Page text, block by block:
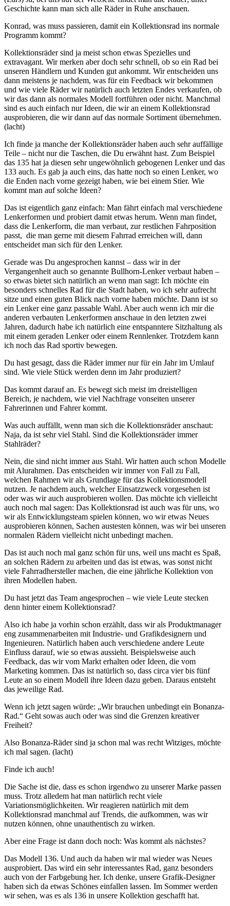
Geschichte kann man sich alle Räder in Ruhe anschauen.
Konrad, was muss passieren, damit ein Kollektionsrad ins normale
Programm kommt?
Kollektionsräder sind ja meist schon etwas Spezielles und
extravagant. Wir merken aber doch sehr schnell, ob so ein Rad bei
unseren Händlern und Kunden gut ankommt. Wir entscheiden uns
dann meistens je nachdem, was für ein Feedback wir bekommen
und wie viele Räder wir natürlich auch letzten Endes verkaufen, ob
wir das dann als normales Modell fortführen oder nicht. Manchmal
sind es auch einfach nur Ideen, die wir an einem Kollektionsrad
ausprobieren, die wir dann auf das normale Sortiment übernehmen.
(lacht)
Ich finde ja manche der Kollektionsräder haben auch sehr auffällige
Teile – nicht nur die Taschen, die Du erwähnt hast. Zum Beispiel
das 135 hat ja diesen sehr ungewöhnlich gebogenen Lenker und das
133 auch. Es gab ja auch eins, das hatte noch so einen Lenker, wo
die Enden nach vorne gezeigt haben, wie bei einem Stier. Wie
kommt man auf solche Ideen?
Das ist eigentlich ganz einfach: Man fährt einfach mal verschiedene
Lenkerformen und probiert damit etwas herum. Wenn man findet,
dass die Lenkerform, die man verbaut, zur restlichen Fahrposition
passt, die man gerne mit diesem Fahrrad erreichen will, dann
entscheidet man sich für den Lenker.
Gerade was Du angesprochen kannst – dass wir in der
Vergangenheit auch so genannte Bullhorn-Lenker verbaut haben –
so etwas bietet sich natürlich an wenn man sagt: Ich möchte ein
besonders schnelles Rad für die Stadt haben, wo ich sehr aufrecht
sitze und einen guten Blick nach vorne haben möchte. Dann ist so
ein Lenker eine ganz passable Wahl. Aber auch wenn ich mir die
anderen verbauten Lenkerformen anschaue in den letzten zwei
Jahren, dadurch habe ich natürlich eine entspanntere Sitzhaltung als
mit einem geraden Lenker oder einem Rennlenker. Trotzdem kann
ich noch das Rad sportiv bewegen.
Du hast gesagt, dass die Räder immer nur für ein Jahr im Umlauf
sind. Wie viele Stück werden denn im Jahr produziert?
Das kommt darauf an. Es bewegt sich meist im dreistelligen
Bereich, je nachdem, wie viel Nachfrage vonseiten unserer
Fahrerinnen und Fahrer kommt.
Was auch auffällt, wenn man sich die Kollektionsräder anschaut:
Naja, da ist sehr viel Stahl. Sind die Kollektionsräder immer
Stahlräder?
Nein, die sind nicht immer aus Stahl. Wir hatten auch schon Modelle
mit Alurahmen. Das entscheiden wir immer von Fall zu Fall,
welchen Rahmen wir als Grundlage für das Kollektionsmodell
nutzen. Je nachdem auch, welcher Einsatzzweck vorgesehen ist
oder was wir auch ausprobieren wollen. Das möchte ich vielleicht
auch noch mal sagen: Das Kollektionsrad ist auch was für uns, wo
wir als Entwicklungsteam spielen können, wo wir etwas Neues
ausprobieren können, Sachen austesten können, was wir bei unseren
normalen Rädern vielleicht nicht unbedingt machen.
Das ist auch noch mal ganz schön für uns, weil uns macht es Spaß,
an solchen Rädern zu arbeiten und das ist etwas, was sonst nicht
viele Fahrradhersteller machen, die eine jährliche Kollektion von
ihren Modellen haben.
Du hast jetzt das Team angesprochen – wie viele Leute stecken
denn hinter einem Kollektionsrad?
Also ich habe ja vorhin schon erzählt, dass wir als Produktmanager
eng zusammenarbeiten mit Industrie- und Grafikdesignern und
Ingenieuren. Natürlich haben auch verschiedene andere Leute
Einfluss darauf, wie so etwas aussieht. Beispielsweise auch
Feedback, das wir vom Markt erhalten oder Ideen, die vom
Marketing kommen. Das ist natürlich so, dass circa vier bis fünf
Leute an so einem Modell ihre Ideen dazu geben. Daraus entsteht
das jeweilige Rad.
Wenn ich jetzt sagen würde: „Wir brauchen unbedingt ein Bonanza-
Rad.“ Geht sowas auch oder was sind die Grenzen kreativer
Freiheit?
Also Bonanza-Räder sind ja schon mal was recht Witziges, möchte
ich mal sagen. (lacht)
Finde ich auch!
Die Sache ist die, dass es schon irgendwo zu unserer Marke passen
muss. Trotz alledem hat man natürlich recht viele
Variationsmöglichkeiten. Wir reagieren natürlich mit dem
Kollektionsrad manchmal auf Trends, die aufkommen, was wir
nutzen können, ohne unauthentisch zu wirken.
Aber eine Frage ist dann doch noch: Was kommt als nächstes?
Das Modell 136. Und auch da haben wir mal wieder was Neues
ausprobiert. Das wird ein sehr interessantes Rad, ganz besonders
auch von der Farbgebung her. Ich denke, unsere Grafik-Designer
haben sich da etwas Schönes einfallen lassen. Im Sommer werden
wir sehen, was es als 136 in unsere Kollektion geschafft hat.